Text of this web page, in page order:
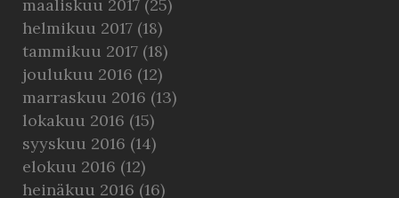
maaliskuu 2017 (25)
helmikuu 2017 (18)
tammikuu 2017 (18)
joulukuu 2016 (12)
marraskuu 2016 (13)
lokakuu 2016 (15)
syyskuu 2016 (14)
elokuu 2016 (12)
heinäkuu 2016 (16)